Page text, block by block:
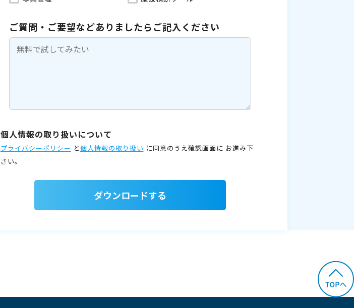
ご質問・ご要望などありましたらご記入ください
個人情報の取り扱いについて
プライバシーポリシー と個人情報の取り扱い に同意のうえ確認画面に お進み下
さい。
ダウンロードする